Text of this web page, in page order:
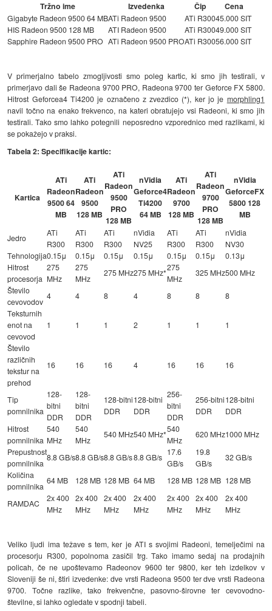
Tržno ime Izvedenka Čip Cena
Gigabyte Radeon 9500 64 MBATi Radeon 9500 ATi R30045.000 SIT
HIS Radeon 9500 128 MB
ATI Radeon 9500 ATi R30049.000 SIT
Sapphire Radeon 9500 PRO ATi Radeon 9500 PROATi R30056.000 SIT
V primerjalno tabelo zmogljivosti smo poleg kartic, ki smo jih testirali, v
primerjavo dali še Radeona 9700 PRO, Radeona 9700 ter Geforce FX 5800.
Hitrost Geforcea4 Ti4200 je označeno z zvezdico (*), ker jo je morphling1
navil točno na enako frekvenco, na kateri obratujejo vsi Radeoni, ki smo jih
testirali. Tako smo lahko potegnili neposredno vzporednico med razlikami, ki
se pokažejo v praksi.
Tabela 2: Specifikacije kartic:
Kartica
ATi
Radeon
9500 64
MB
ATi
Radeon
9500
128 MB
ATi
Radeon
9500
PRO
128 MB
nVidia
Geforce4
Ti4200
64 MB
ATi
Radeon
9700
128 MB
ATi
Radeon
9700
PRO
128 MB
nVidia
GeforceFX
5800 128
MB
Jedro
ATi
R300
ATi
R300
ATi
R300
nVidia
NV25
ATi
R300
ATi
R300
nVidia
NV30
Tehnologija0.15μ 0.15μ 0.15μ 0.15μ 0.15μ 0.15μ
0.13μ
Hitrost
procesorja
275
MHz
275
MHz
275 MHz275 MHz*
275
MHz
325 MHz500 MHz
Število
cevovodov
4 4 8 4 8 8
8
Teksturnih
enot na
cevovod
1 1 1 2 1 1 1
Število
različnih
tekstur na
prehod
16 16 16 4 16 16 16
Tip
pomnilnika
128-
bitni
DDR
128-
bitni
DDR
128-bitni
DDR
128-bitni
DDR
256-
bitni
DDR
256-bitni
DDR
128-bitni
DDR
Hitrost
pomnilnika
540
MHz
540
MHz
540 MHz540 MHz*
540
MHz
620 MHz1000 MHz
Prepustnost
pomnilnika
8.8 GB/s8.8 GB/s8.8 GB/s8.8 GB/s
17.6
GB/s
19.8
GB/s
32 GB/s
Količina
pomnilnika
64 MB 128 MB 128 MB 64 MB 128 MB 128 MB 128 MB
RAMDAC
2x 400
MHz
2x 400
MHz
2x 400
MHz
2x 400
MHz
2x 400
MHz
2x 400
MHz
2x 400
MHz
Veliko ljudi ima težave s tem, ker je ATI s svojimi Radeoni, temelječimi na
procesorju R300, popolnoma zasičil trg. Tako imamo sedaj na prodajnih
policah, če ne upoštevamo Radeonov 9600 ter 9800, ker teh izdelkov v
Sloveniji še ni, štiri izvedenke: dve vrsti Radeona 9500 ter dve vrsti Radeona
9700. Točne razlike, tako frekvenčne, pasovno-širovne ter cevovodno-
številne, si lahko ogledate v spodnji tabeli.